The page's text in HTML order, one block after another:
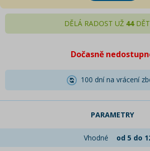
DĚLÁ RADOST UŽ 44
Dočasně
100 dní na vrácení
PARAMETRY
Vhodné
od 5 do